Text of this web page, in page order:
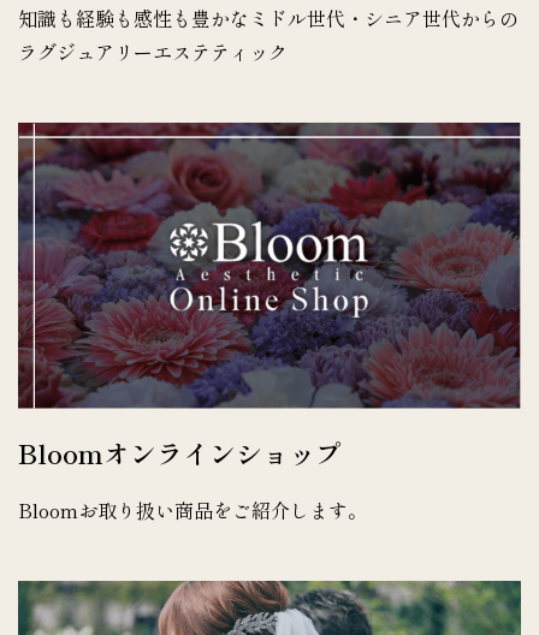
知識も経験も感性も豊かなミドル世代・シニア世代からの
ラグジュアリーエステティック
Bloomオンラインショップ
Bloomお取り扱い商品をご紹介します。